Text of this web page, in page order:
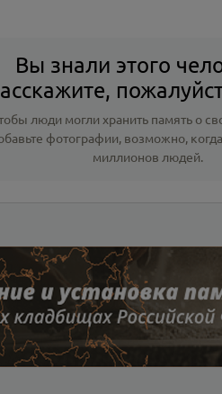
Вы знали этого
люди могли хранить память о
фотографии, возможно,
миллионов людей.